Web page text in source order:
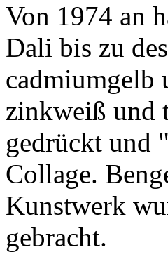
Von 1974 an
Dali bis zu
cadmiumgelb
zinkweiß und
gedrückt und
Collage.
Kunstwerk
gebracht.